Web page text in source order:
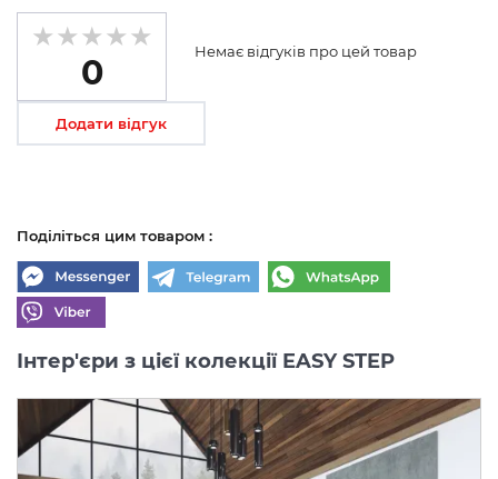
0
Немає відгуків про цей товар
Додати відгук
Поділіться цим товаром :
Інтер'єри з цієї колекції EASY STEP